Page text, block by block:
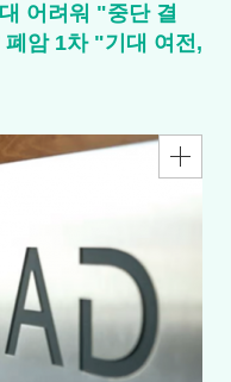
어려워 "중단 결
암 1차 "기대 여전,